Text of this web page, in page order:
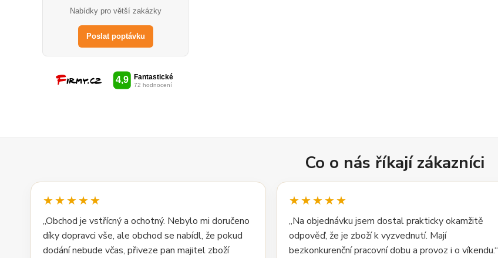
Nabídky pro větší zakázky
Poslat poptávku
Co o nás říkají zákazníci
★★★★★
„Obchod je vstřícný a ochotný. Nebylo mi doručeno
díky dopravci vše, ale obchod se nabídl, že pokud
dodání nebude včas, přiveze pan majitel zboží
★★★★★
„Na objednávku jsem dostal prakticky okamžitě
odpověď, že je zboží k vyzvednutí. Mají
bezkonkurenční pracovní dobu a provoz i o víkendu.“